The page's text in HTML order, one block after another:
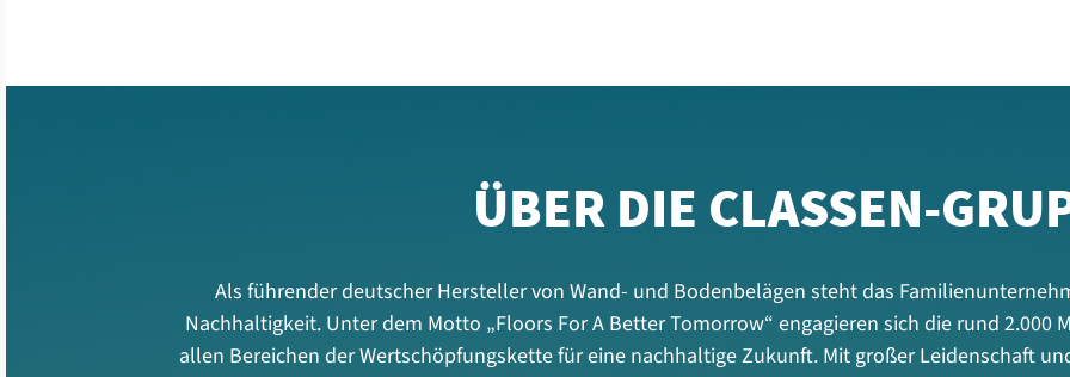
ÜBER DIE CLASSEN-
Als führender deutscher Hersteller von Wand- und Bodenbelägen steht das
Nachhaltigkeit. Unter dem Motto „Floors For A Better Tomorrow“ engagieren sich die rund 2.000
allen Bereichen der Wertschöpfungskette für eine nachhaltige Zukunft. Mit großer Leidenschaft